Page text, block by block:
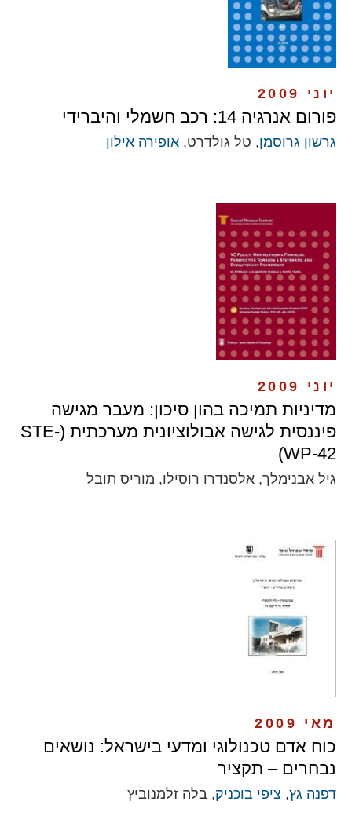
יוני 2009
פורום אנרגיה 14: רכב חשמלי והיברידי
גרשון גרוסמן, טל גולדרט, אופירה אילון
יוני 2009
מדיניות תמיכה בהון סיכון: מעבר מגישה
פיננסית לגישה אבולוציונית מערכתית (STE-
WP-42)
גיל אבנימלך, אלסנדרו רוסילו, מוריס תובל
מאי 2009
כוח אדם טכנולוגי ומדעי בישראל: נושאים
נבחרים – תקציר
דפנה גץ, ציפי בוכניק, בלה זלמנוביץ